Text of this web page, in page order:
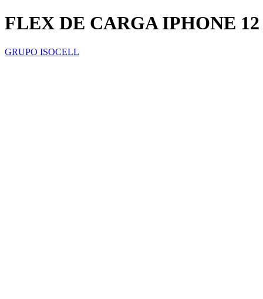
FLEX DE CARGA IPHONE
GRUPO ISOCELL